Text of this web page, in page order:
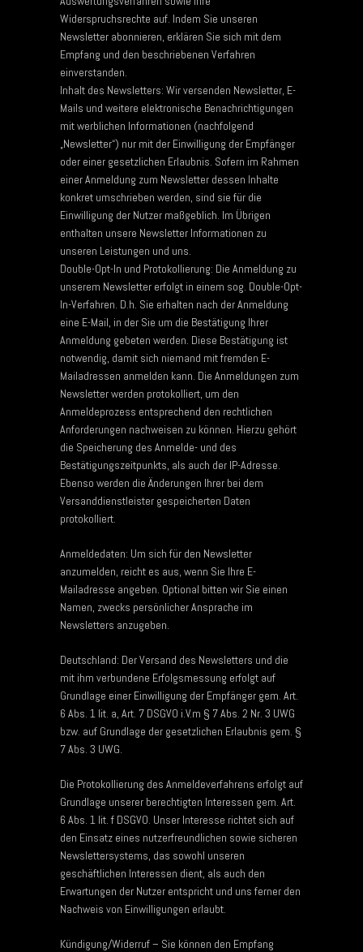
Widerspruchsrechte auf. Indem Sie unseren
Newsletter abonnieren, erklären Sie sich mit dem
Empfang und den beschriebenen Verfahren
einverstanden.
Inhalt des Newsletters: Wir versenden Newsletter, E-
Mails und weitere elektronische Benachrichtigungen
mit werblichen Informationen (nachfolgend
„Newsletter“) nur mit der Einwilligung der Empfänger
oder einer gesetzlichen Erlaubnis. Sofern im Rahmen
einer Anmeldung zum Newsletter dessen Inhalte
konkret umschrieben werden, sind sie für die
Einwilligung der Nutzer maßgeblich. Im Übrigen
enthalten unsere Newsletter Informationen zu
unseren Leistungen und uns.
Double-Opt-In und Protokollierung: Die Anmeldung zu
unserem Newsletter erfolgt in einem sog. Double-Opt-
In-Verfahren. D.h. Sie erhalten nach der Anmeldung
eine E-Mail, in der Sie um die Bestätigung Ihrer
Anmeldung gebeten werden. Diese Bestätigung ist
notwendig, damit sich niemand mit fremden E-
Mailadressen anmelden kann. Die Anmeldungen zum
Newsletter werden protokolliert, um den
Anmeldeprozess entsprechend den rechtlichen
Anforderungen nachweisen zu können. Hierzu gehört
die Speicherung des Anmelde- und des
Bestätigungszeitpunkts, als auch der IP-Adresse.
Ebenso werden die Änderungen Ihrer bei dem
Versanddienstleister gespeicherten Daten
protokolliert.
Anmeldedaten: Um sich für den Newsletter
anzumelden, reicht es aus, wenn Sie Ihre E-
Mailadresse angeben. Optional bitten wir Sie einen
Namen, zwecks persönlicher Ansprache im
Newsletters anzugeben.
Deutschland: Der Versand des Newsletters und die
mit ihm verbundene Erfolgsmessung erfolgt auf
Grundlage einer Einwilligung der Empfänger gem. Art.
6 Abs. 1 lit. a, Art. 7 DSGVO i.V.m § 7 Abs. 2 Nr. 3 UWG
bzw. auf Grundlage der gesetzlichen Erlaubnis gem. §
7 Abs. 3 UWG.
Die Protokollierung des Anmeldeverfahrens erfolgt auf
Grundlage unserer berechtigten Interessen gem. Art.
6 Abs. 1 lit. f DSGVO. Unser Interesse richtet sich auf
den Einsatz eines nutzerfreundlichen sowie sicheren
Newslettersystems, das sowohl unseren
geschäftlichen Interessen dient, als auch den
Erwartungen der Nutzer entspricht und uns ferner den
Nachweis von Einwilligungen erlaubt.
Kündigung/Widerruf – Sie können den Empfang